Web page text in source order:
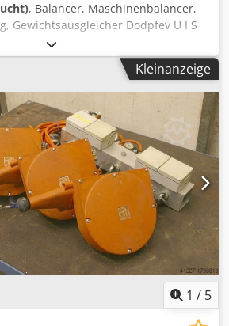
, Balancer, Maschinenbalancer,
Gewichtsausgleicher Dodpfev U I S
Tecna, Federzug Typ 9312 -Tragkraft:
mm -Anzahl: 1x Federzug
200/110/H55 mm -Eigengewicht:
Kleinanzeige
1 / 5